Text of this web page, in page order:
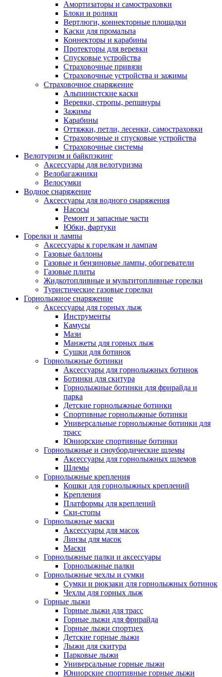
Амортизаторы и самостраховки
Блоки и ролики
Вертлюги, коннекторные площадки
Каски для промальпа
Коннекторы и карабины
Протекторы для веревки
Спусковые устройства
Страховочные привязи
Страховочные устройства и зажимы
Страховочное снаряжение
Альпинистские каски
Веревки, стропы, репшнуры
Зажимы
Карабины
Оттяжки, петли, лесенки, самостраховки
Страховочные и спусковые устройства
Страховочные системы
Велотуризм и байкпэкинг
Аксессуары для велотуризма
Велобагажники
Велосумки
Водное снаряжение
Аксессуары для водного снаряжения
Насосы
Ремонт и запасные части
Юбки, фартуки
Горелки и лампы
Аксессуары к горелкам и лампам
Газовые баллоны
Газовые и бензиновые лампы, обогреватели
Газовые плиты
Жидкотопливные и мультитопливные горелки
Туристические газовые горелки
Горнолыжное снаряжение
Аксессуары для горных лыж
Инструменты
Камусы
Мази
Манжеты для горных лыж
Сушки для ботинок
Горнолыжные ботинки
Аксессуары для горнолыжных ботинок
Ботинки для скитура
Горнолыжные ботинки для фрирайда и
парка
Детские горнолыжные ботинки
Спортивные горнолыжные ботинки
Универсальные горнолыжные ботинки для
трасс
Юниорские спортивные ботинки
Горнолыжные и сноубордические шлемы
Аксессуары для горнолыжных шлемов
Шлемы
Горнолыжные крепления
Кошки для горнолыжных креплений
Крепления
Платформы для креплений
Ски-стопы
Горнолыжные маски
Аксессуары для масок
Линзы для масок
Маски
Горнолыжные палки и аксессуары
Горнолыжные палки
Горнолыжные чехлы и сумки
Сумки и рюкзаки для горнолыжных ботинок
Чехлы для горных лыж
Горные лыжи
Горные лыжи для трасс
Горные лыжи для фрирайда
Горные лыжи спортцех
Детские горные лыжи
Лыжи для скитура
Парковые лыжи
Универсальные горные лыжи
Юниорские спортивные горные лыжи